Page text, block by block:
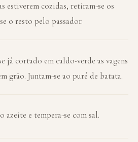
estiverem cozidas, retiram-se os
o resto pelo passador.
já cortado em caldo-verde as vagens
grão. Juntam-se ao puré de batata.
azeite e tempera-se com sal.